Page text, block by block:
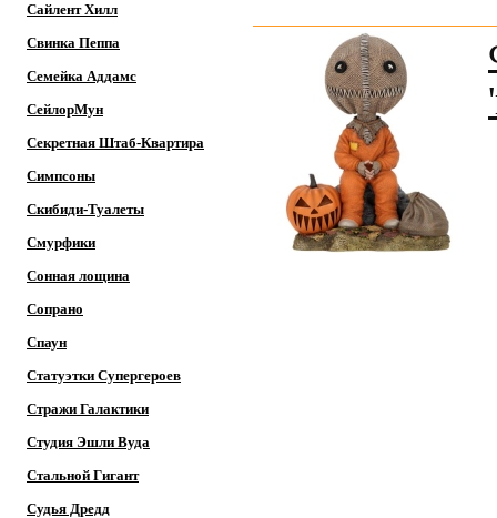
Сайлент Хилл
Свинка Пеппа
Семейка Аддамс
СейлорМун
Секретная Штаб-Квартира
Симпсоны
Скибиди-Туалеты
Смурфики
Сонная лощина
Сопрано
Спаун
Статуэтки Супергероев
Стражи Галактики
Студия Эшли Вуда
Стальной Гигант
Судья Дредд